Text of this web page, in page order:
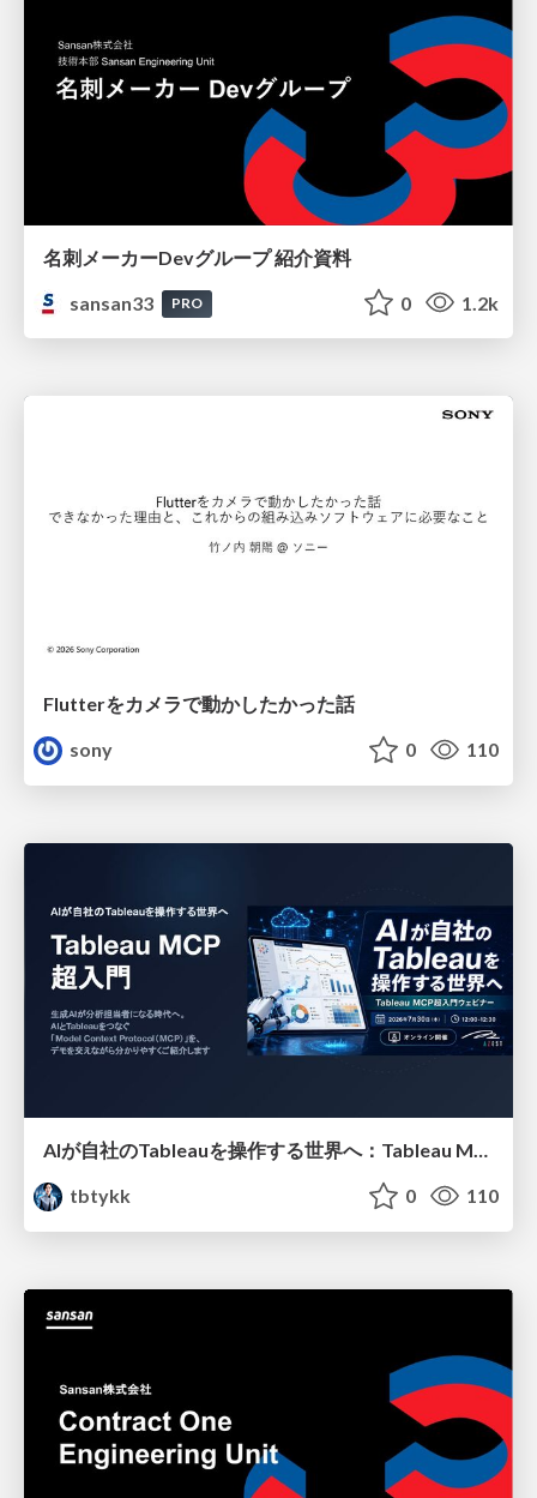
名刺メーカーDevグループ 紹介資料
sansan33
PRO 0 1.2k
Flutterをカメラで動かしたかった話
sony
0 110
AIが自社のTableauを操作する世界へ：Tableau MCP超入門
tbtykk
0 110